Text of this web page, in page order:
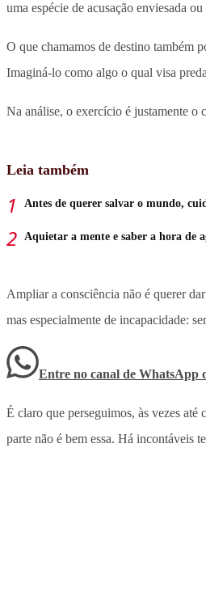
uma espécie de acusação enviesada
O que chamamos de destino também
Imaginá-lo como algo o qual visa
Na análise, o exercício é justamente o
Leia também
Antes de querer salvar o mundo,
Aquietar a mente e saber a hora de
Ampliar a consciência não é querer
mas especialmente de incapacidade:
Entre no canal de WhatsApp
É claro que perseguimos, às vezes
parte não é bem essa. Há incontáveis